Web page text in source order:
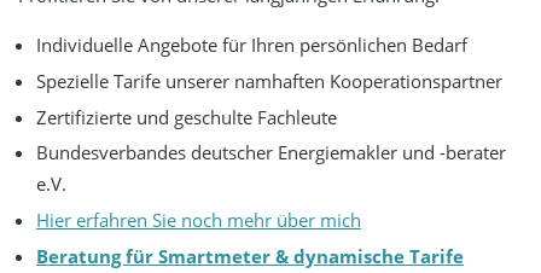
Individuelle Angebote für Ihren persönlichen Bedarf
Spezielle Tarife unserer namhaften Kooperationspartner
Zertifizierte und geschulte Fachleute
Bundesverbandes deutscher Energiemakler und -berater
e.V.
Hier erfahren Sie noch mehr über mich
Beratung für Smartmeter & dynamische Tarife